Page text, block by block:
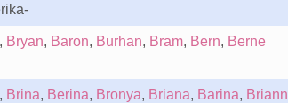
, Bryan, Baron, Burhan, Bram, Bern, Berne
, Brina, Berina, Bronya, Briana, Barina,